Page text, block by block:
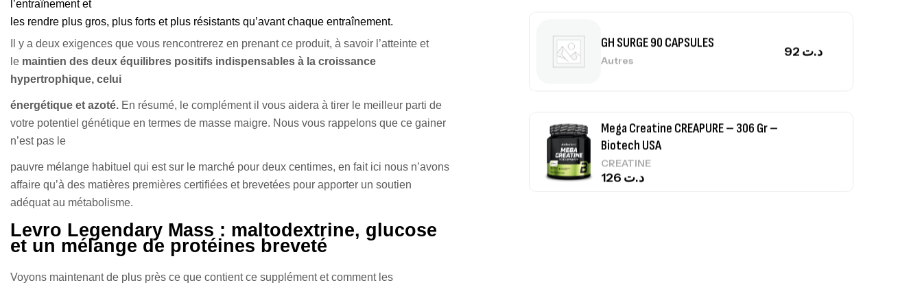
l’entraînement et
les rendre plus gros, plus forts et plus résistants qu’avant chaque entraînement.
Il y a deux exigences que vous rencontrerez en prenant ce produit, à savoir l’atteinte et
le maintien des deux équilibres positifs indispensables à la croissance
hypertrophique, celui
énergétique et azoté. En résumé, le complément il vous aidera à tirer le meilleur parti de
votre potentiel génétique en termes de masse maigre. Nous vous rappelons que ce gainer
n’est pas le
pauvre mélange habituel qui est sur le marché pour deux centimes, en fait ici nous n’avons
affaire qu’à des matières premières certifiées et brevetées pour apporter un soutien
adéquat au métabolisme.
Levro Legendary Mass : maltodextrine, glucose
et un mélange de protéines breveté
Voyons maintenant de plus près ce que contient ce supplément et comment les
GH SURGE 90 CAPSULES
Autres
د.ت
Mega Creatine CREAPURE – 306 Gr –
Biotech USA
CREATINE
د.ت